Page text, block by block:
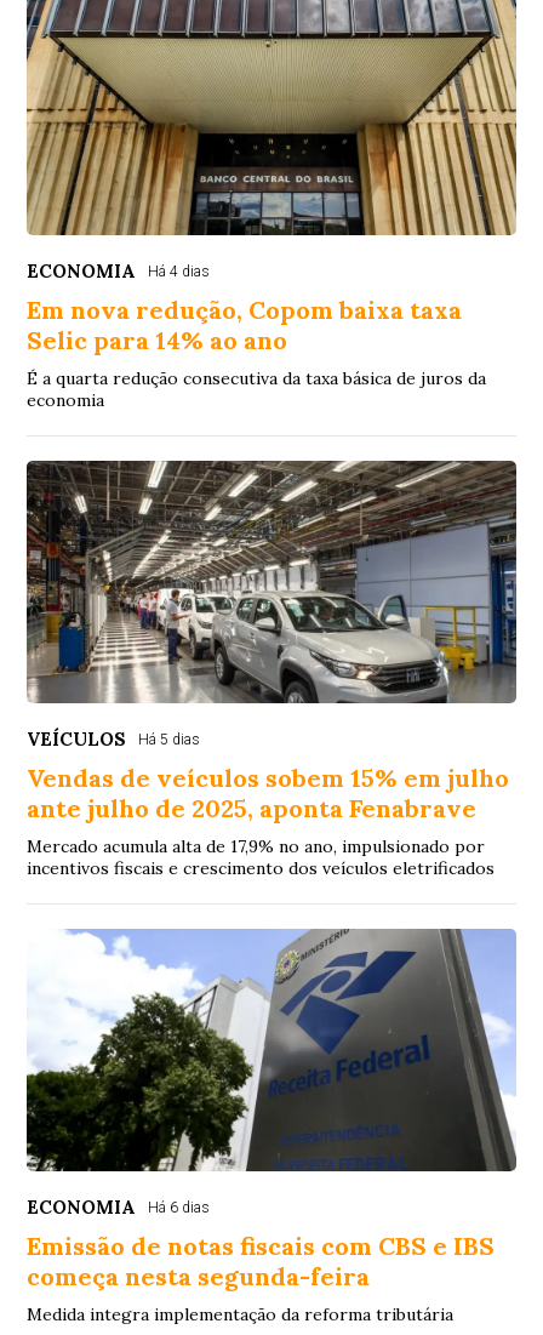
ECONOMIA Há 4 dias
Em nova redução, Copom baixa taxa
Selic para 14% ao ano
É a quarta redução consecutiva da taxa básica de juros da
economia
VEÍCULOS Há 5 dias
Vendas de veículos sobem 15% em julho
ante julho de 2025, aponta Fenabrave
Mercado acumula alta de 17,9% no ano, impulsionado por
incentivos fiscais e crescimento dos veículos eletrificados
ECONOMIA Há 6 dias
Emissão de notas fiscais com CBS e IBS
começa nesta segunda-feira
Medida integra implementação da reforma tributária